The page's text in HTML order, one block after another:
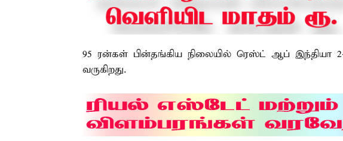
95 ரன்கள் பின்தங்கிய நிலையில் ரெஸ்ட் ஆப் இந்தியா
வருகிறது.